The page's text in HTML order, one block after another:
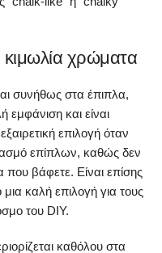
κιμωλία χρώματα
συνήθως στα έπιπλα,
εμφάνιση και είναι
επιλογή όταν
επίπλων, καθώς δεν
που βάφετε. Είναι επίσης
καλή επιλογή για τους
του DIY.
καθόλου στα